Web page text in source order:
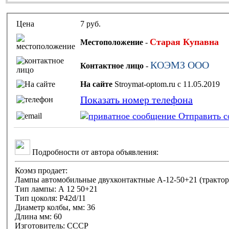
Цена 7 руб.
Местоположение - Старая Купавна
Контактное лицо - КОЭМЗ ООО
На сайте Stroymat-optom.ru с 11.05.2019
Показать номер телефона
Отправить
Подробности от автора объявления:
Коэмз продает:
Лампы автомобильные двухконтактные А-12-50+21
Тип лампы: А 12 50+21
Тип цоколя: P42d/11
Диаметр колбы, мм: 36
Длина мм: 60
Изготовитель: СССР